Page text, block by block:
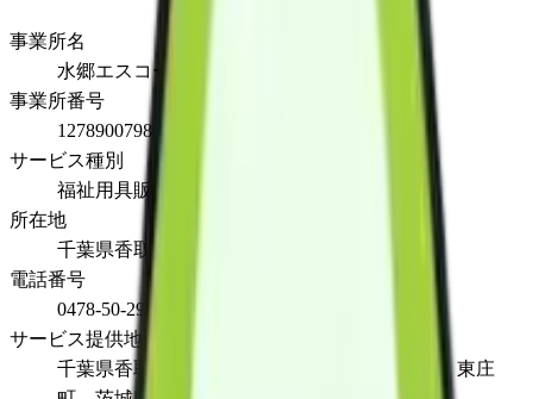
事業所名
水郷エスコート
事業所番号
1278900798
サービス種別
福祉用具販売
所在地
千葉県香取市北2-14-2笹本ビル201
電話番号
0478-50-2929
サービス提供地域
千葉県香取市、神崎町、成田市（大栄地区）、東庄